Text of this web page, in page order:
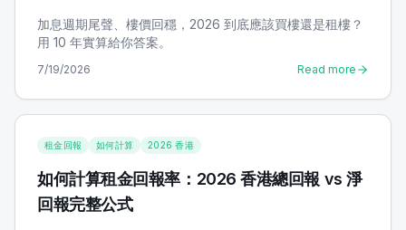
加息週期尾聲、樓價回穩，2026 到底應該買樓還是租樓？
用 10 年實算給你答案。
7/19/2026 Read more
租金回報 如何計算 2026 香港
如何計算租金回報率：2026 香港總回報 vs 淨
回報完整公式